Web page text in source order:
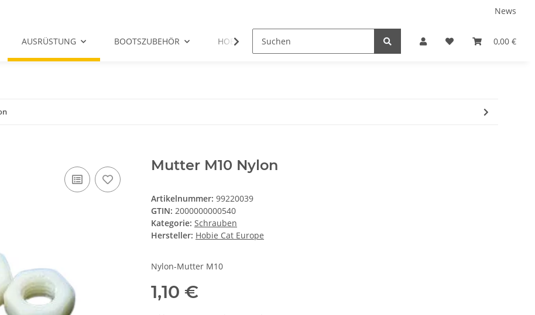
News
0,00 €
AUSRÜSTUNG BOOTSZUBEHÖR HOBIE-ERSATZTEILE GEBRAUCHT
Mutter M10 Nylon
Artikelnummer: 99220039
GTIN: 2000000000540
Kategorie: Schrauben
Hersteller: Hobie Cat Europe
Nylon-Mutter M10
1,10 €